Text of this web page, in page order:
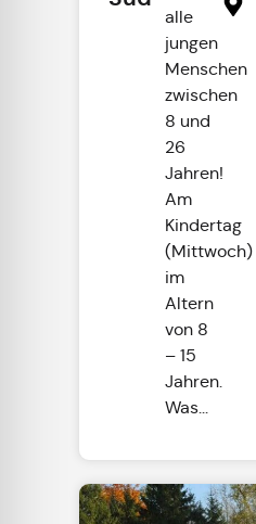
alle
jungen
Menschen
zwischen
8 und
26
Jahren!
Am
Kindertag
(Mittwoch)
im
Altern
von 8
– 15
Jahren.
Was...